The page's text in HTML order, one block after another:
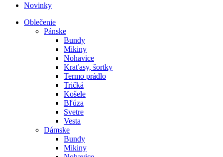
Novinky
Oblečenie
Pánske
Bundy
Mikiny
Nohavice
Kraťasy, šortky
Termo prádlo
Tričká
Košele
Bľúza
Svetre
Vesta
Dámske
Bundy
Mikiny